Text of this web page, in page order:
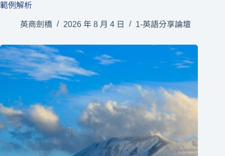
範例解析
英商劍橋 2026 年 8 月 4 日 1-英語分享論壇